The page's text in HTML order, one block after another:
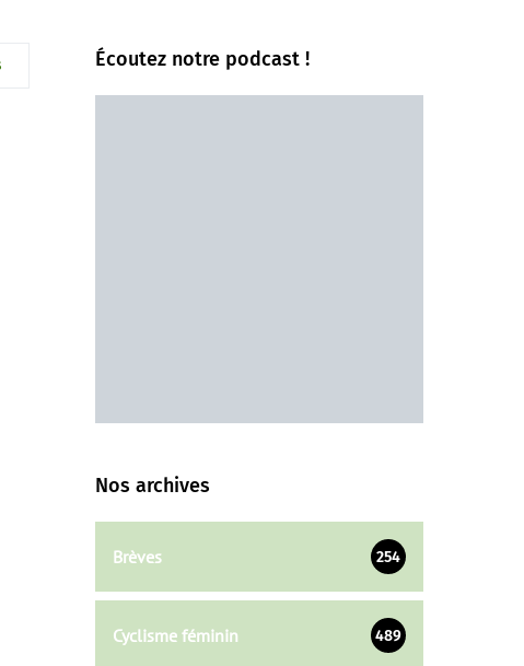
Écoutez notre podcast !
Nos archives
Brèves 254
Cyclisme féminin 489